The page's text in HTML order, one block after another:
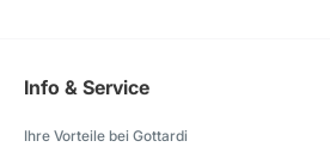
Info & Service
Ihre Vorteile bei Gottardi